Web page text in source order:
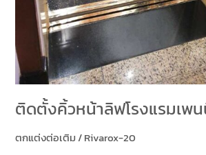
ติดตั้งคิ้วหน้าลิฟโรงแรมเพ
ตกแต่งต่อเติม/Rivarox-20